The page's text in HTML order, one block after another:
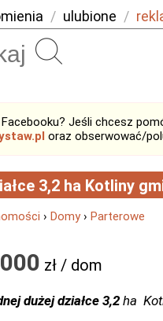
/ ulubione /
Jeśli chcesz
oraz obserwować/
3,2 ha Kotliny
› Domy› Parterowe
zł / dom
dużej działce3,2 ha